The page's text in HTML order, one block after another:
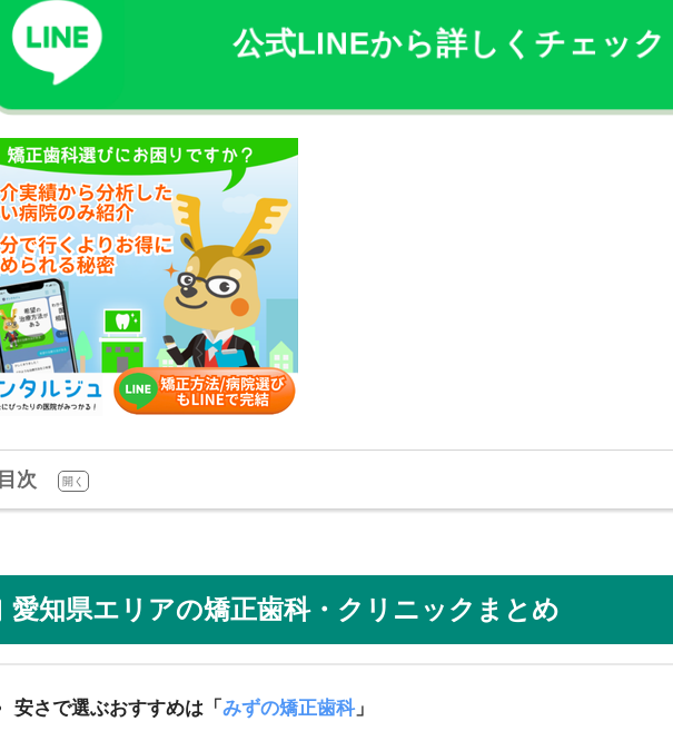
公式LINEから詳しくチェック
目次 開く
愛知県エリアの矯正歯科・クリニックまとめ
安さで選ぶおすすめは「 みずの矯正歯科」